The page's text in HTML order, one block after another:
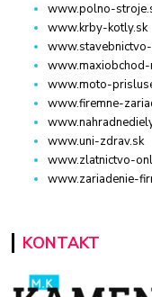
www.polno-
www.krby-kotly.sk
www.maxiobchod-
www.moto-
www.firemne-
www.uni-zdrav.sk
www.zlatnictvo-
www.zariadenie-
KONTAKT